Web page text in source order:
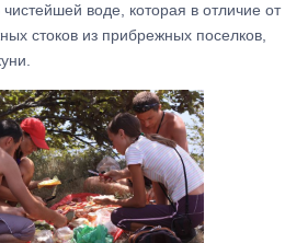
воде, которая в отличие от
стоков из прибрежных поселков,